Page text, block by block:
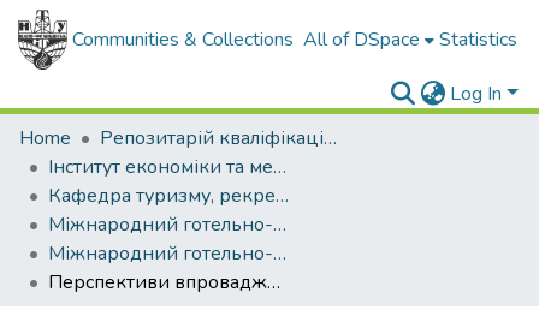
Communities & Collections All of DSpace Statistics
Log In
Home
Репозитарій кваліфікаційних робіт здобувачів вищої освіти
Інститут економіки та менеджменту
Кафедра туризму, рекреації та регіонального розвитку
Міжнародний готельно-туристичний бізнес (рівень бакалавр)
Міжнародний готельно-туристичний бізнес, бакалавр, 2025
Перспективи впровадження інноваційних проектів в туризм Європейського регіону